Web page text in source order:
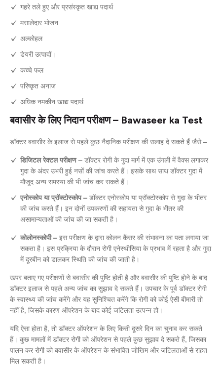
गहरे तले हुए और प्रसंस्कृत खाद्य पदार्थ
मसालेदार भोजन
अल्कोहल
डेयरी उत्पादों।
कच्चे फल
परिष्कृत अनाज
अधिक नमकीन खाद्य पदार्थ
बवासीर के लिए निदान परीक्षण – Bawaseer ka Test
डॉक्टर बवासीर के इलाज से पहले कुछ नैदानिक परीक्षण की सलाह दे सकते हैं जैसे –
डिजिटल रेक्टल परीक्षण – डॉक्टर रोगी के गुदा मार्ग में एक उंगली में वैक्स लगाकर
गुदा के अंदर उभरी हुई नसों की जांच करते हैं। इसके साथ साथ डॉक्टर गुदा में
मौजूद अन्य समस्या की भी जांच कर सकते हैं।
एनोस्कोप या प्रॉक्टोस्कोप – डॉक्टर एनोस्कोप या प्रॉक्टोस्कोप से गुदा के भीतर
की जांच करते हैं। इन दोनों उपकरणों की सहायता से गुदा के भीतर की
असामान्यताओं की जांच की जा सकती है।
कोलोनस्कोपी – इस परीक्षण के द्वारा कोलन कैंसर की संभावना का पता लगाया जा
सकता है। इस प्रक्रिया के दौरान रोगी एनेस्थीसिया के प्रभाव में रहता है और गुदा
में दूरबीन को डालकर स्थिति की जांच की जाती है।
ऊपर बताए गए परीक्षणों से बवासीर की पुष्टि होती है और बवासीर की पुष्टि होने के बाद
डॉक्टर इलाज से पहले अन्य जांच का सुझाव दे सकते हैं। उपचार के पूर्व डॉक्टर रोगी
के स्वास्थ्य की जांच करेंगे और यह सुनिश्चित करेंगे कि रोगी को कोई ऐसी बीमारी तो
नहीं है, जिसके कारण ऑपरेशन के बाद कोई जटिलता उत्पन्न हो।
यदि ऐसा होता है, तो डॉक्टर ऑपरेशन के लिए किसी दूसरे दिन का चुनाव कर सकते
हैं। कुछ मामलों में डॉक्टर रोगी को ऑपरेशन से पहले कुछ सुझाव दे सकते हैं, जिसका
पालन कर रोगी को बवासीर के ऑपरेशन के संभावित जोखिम और जटिलताओं से राहत
मिल सकती है।